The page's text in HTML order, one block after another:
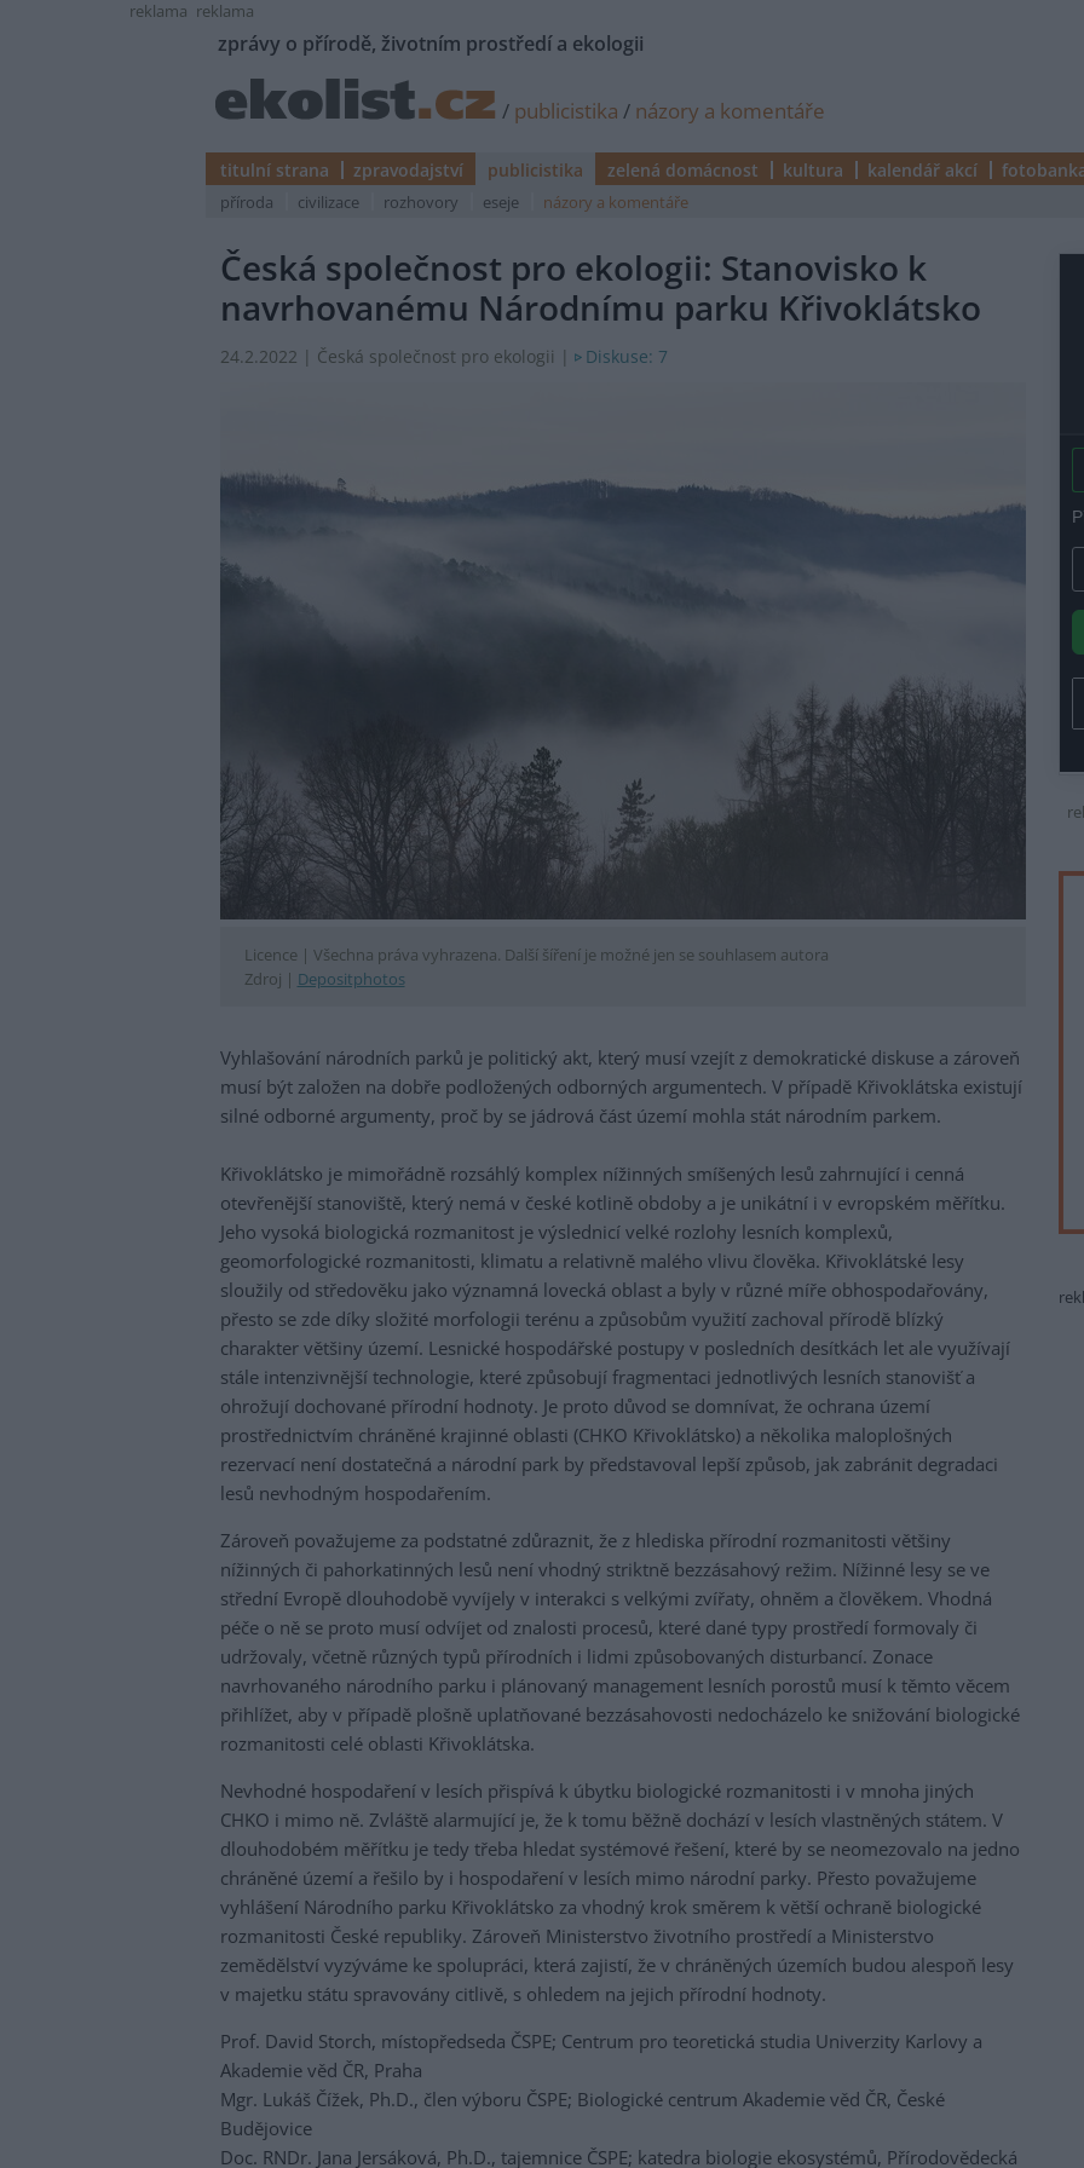
reklama reklama
zprávy o přírodě, životním prostředí a ekologii
/ publicistika / názory a komentáře
titulní strana zpravodajství publicistika zelená domácnost kultura kalendář akcí
příroda civilizace rozhovory eseje názory a komentáře
Česká společnost pro ekologii: Stanovisko k
navrhovanému Národnímu parku Křivoklátsko
24.2.2022 | Česká společnost pro ekologii | Diskuse: 7
Licence | Všechna práva vyhrazena. Další šíření je možné jen se souhlasem autora
Zdroj | Depositphotos
Vyhlašování národních parků je politický akt, který musí vzejít z demokratické diskuse a zároveň
musí být založen na dobře podložených odborných argumentech. V případě Křivoklátska existují
silné odborné argumenty, proč by se jádrová část území mohla stát národním parkem.
Křivoklátsko je mimořádně rozsáhlý komplex nížinných smíšených lesů zahrnující i cenná
otevřenější stanoviště, který nemá v české kotlině obdoby a je unikátní i v evropském měřítku.
Jeho vysoká biologická rozmanitost je výslednicí velké rozlohy lesních komplexů,
geomorfologické rozmanitosti, klimatu a relativně malého vlivu člověka. Křivoklátské lesy
sloužily od středověku jako významná lovecká oblast a byly v různé míře obhospodařovány,
přesto se zde díky složité morfologii terénu a způsobům využití zachoval přírodě blízký
charakter většiny území. Lesnické hospodářské postupy v posledních desítkách let ale využívají
stále intenzivnější technologie, které způsobují fragmentaci jednotlivých lesních stanovišť a
ohrožují dochované přírodní hodnoty. Je proto důvod se domnívat, že ochrana území
prostřednictvím chráněné krajinné oblasti (CHKO Křivoklátsko) a několika maloplošných
rezervací není dostatečná a národní park by představoval lepší způsob, jak zabránit degradaci
lesů nevhodným hospodařením.
Zároveň považujeme za podstatné zdůraznit, že z hlediska přírodní rozmanitosti většiny
nížinných či pahorkatinných lesů není vhodný striktně bezzásahový režim. Nížinné lesy se ve
střední Evropě dlouhodobě vyvíjely v interakci s velkými zvířaty, ohněm a člověkem. Vhodná
péče o ně se proto musí odvíjet od znalosti procesů, které dané typy prostředí formovaly či
udržovaly, včetně různých typů přírodních i lidmi způsobovaných disturbancí. Zonace
navrhovaného národního parku i plánovaný management lesních porostů musí k těmto věcem
přihlížet, aby v případě plošně uplatňované bezzásahovosti nedocházelo ke snižování biologické
rozmanitosti celé oblasti Křivoklátska.
Nevhodné hospodaření v lesích přispívá k úbytku biologické rozmanitosti i v mnoha jiných
CHKO i mimo ně. Zvláště alarmující je, že k tomu běžně dochází v lesích vlastněných státem. V
dlouhodobém měřítku je tedy třeba hledat systémové řešení, které by se neomezovalo na jedno
chráněné území a řešilo by i hospodaření v lesích mimo národní parky. Přesto považujeme
vyhlášení Národního parku Křivoklátsko za vhodný krok směrem k větší ochraně biologické
rozmanitosti České republiky. Zároveň Ministerstvo životního prostředí a Ministerstvo
zemědělství vyzýváme ke spolupráci, která zajistí, že v chráněných územích budou alespoň lesy
v majetku státu spravovány citlivě, s ohledem na jejich přírodní hodnoty.
Prof. David Storch, místopředseda ČSPE; Centrum pro teoretická studia Univerzity Karlovy a
Akademie věd ČR, Praha
Mgr. Lukáš Čížek, Ph.D., člen výboru ČSPE; Biologické centrum Akademie věd ČR, České
Budějovice
Doc. RNDr. Jana Jersáková, Ph.D., tajemnice ČSPE; katedra biologie ekosystémů, Přírodovědecká